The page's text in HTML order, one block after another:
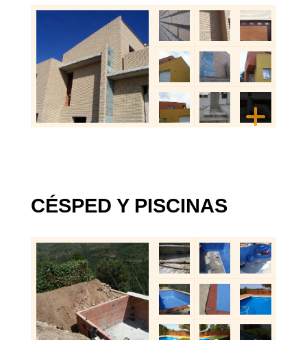
CÉSPED Y PISCINAS